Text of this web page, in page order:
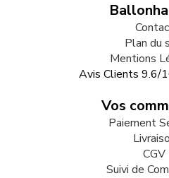
Plan du
Mentions
Avis Clients 9.6/
Vos
Paiement
CGV
Suivi de